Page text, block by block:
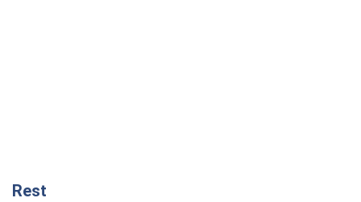
Rest